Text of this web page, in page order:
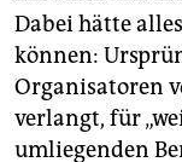
Dabei hätte
können:
Organisatoren
verlangt, für
umliegenden